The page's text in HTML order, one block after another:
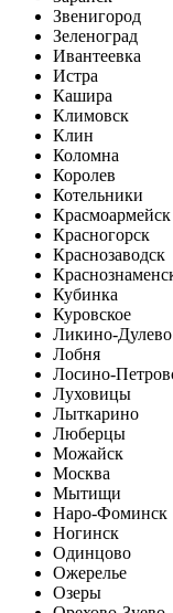
Звенигород
Зеленоград
Ивантеевка
Истра
Кашира
Климовск
Клин
Коломна
Королев
Котельники
Красмоармейск
Красногорск
Краснозаводск
Кубинка
Куровское
Ликино-Дулево
Лобня
Лосино-
Луховицы
Лыткарино
Люберцы
Можайск
Москва
Мытищи
Наро-Фоминск
Ногинск
Одинцово
Ожерелье
Озеры